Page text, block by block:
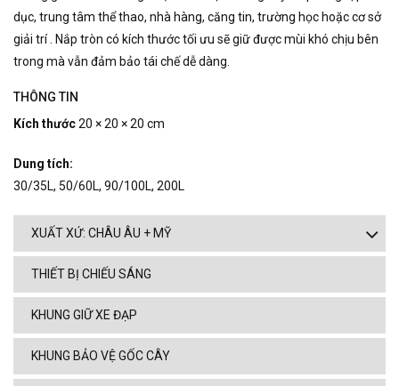
dục, trung tâm thể thao, nhà hàng, căng tin, trường học hoặc cơ sở
giải trí . Nắp tròn có kích thước tối ưu sẽ giữ được mùi khó chịu bên
trong mà vẫn đảm bảo tái chế dễ dàng.
THÔNG TIN
Kích thước20 × 20 × 20 cm
Dung tích:
30/35L, 50/60L, 90/100L, 200L
XUẤT XỨ: CHÂU ÂU + MỸ
THIẾT BỊ CHIẾU SÁNG
KHUNG GIỮ XE ĐẠP
KHUNG BẢO VỆ GỐC CÂY